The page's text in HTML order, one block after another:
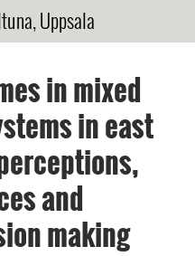
Uppsala
in mixed
in east
and
making